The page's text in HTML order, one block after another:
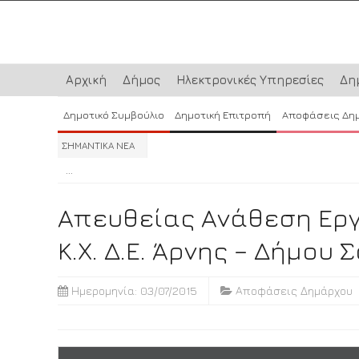
Αρχική Δήμος Ηλεκτρονικές Υπηρεσίες
Δημοτικό Συμβούλιο Δημοτική Επιτροπή Αποφάσεις
ΣΗΜΑΝΤΙΚΑ ΝΕΑ
...
Απευθείας Ανάθεση
Κ.Χ. Δ.Ε. Άρνης – Δήμου
Ημερομηνία: 03/07/2015 Αποφάσεις Δημάρχου